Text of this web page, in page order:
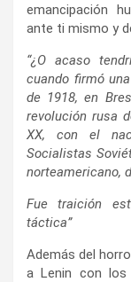
emancipación
ante ti mismo y
“¿O acaso
cuando firmó
de 1918, en
revolución rusa
XX, con el
Socialistas
norteamericano,
Fue traición
táctica”
Además del
a Lenin con los